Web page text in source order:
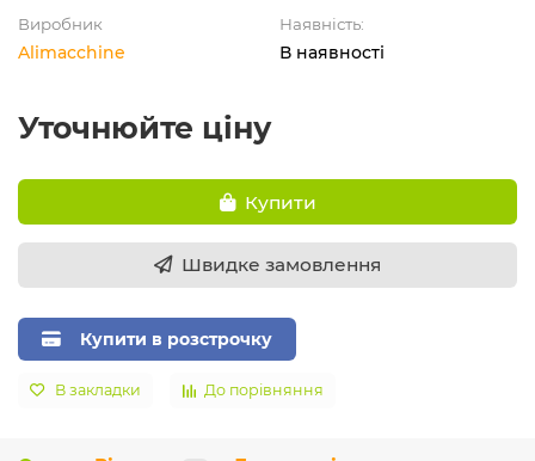
Виробник
Alimacchine
Наявність:
В наявності
Уточнюйте ціну
Купити
Швидке замовлення
Купити в розстрочку
В закладки До порівняння